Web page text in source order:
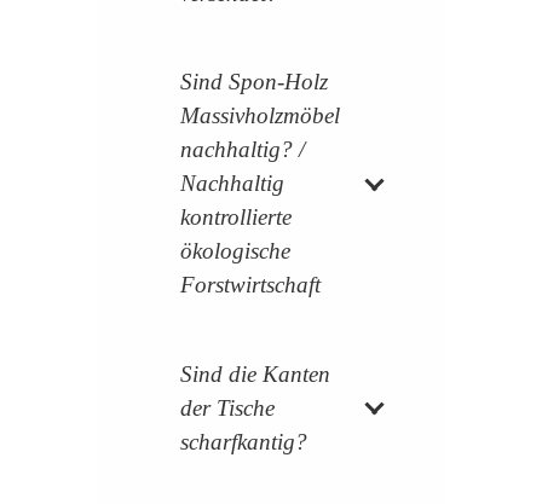
Sind Spon-Holz
Massivholzmöbel
nachhaltig? /
Nachhaltig
kontrollierte
ökologische
Forstwirtschaft
Sind die Kanten
der Tische
scharfkantig?